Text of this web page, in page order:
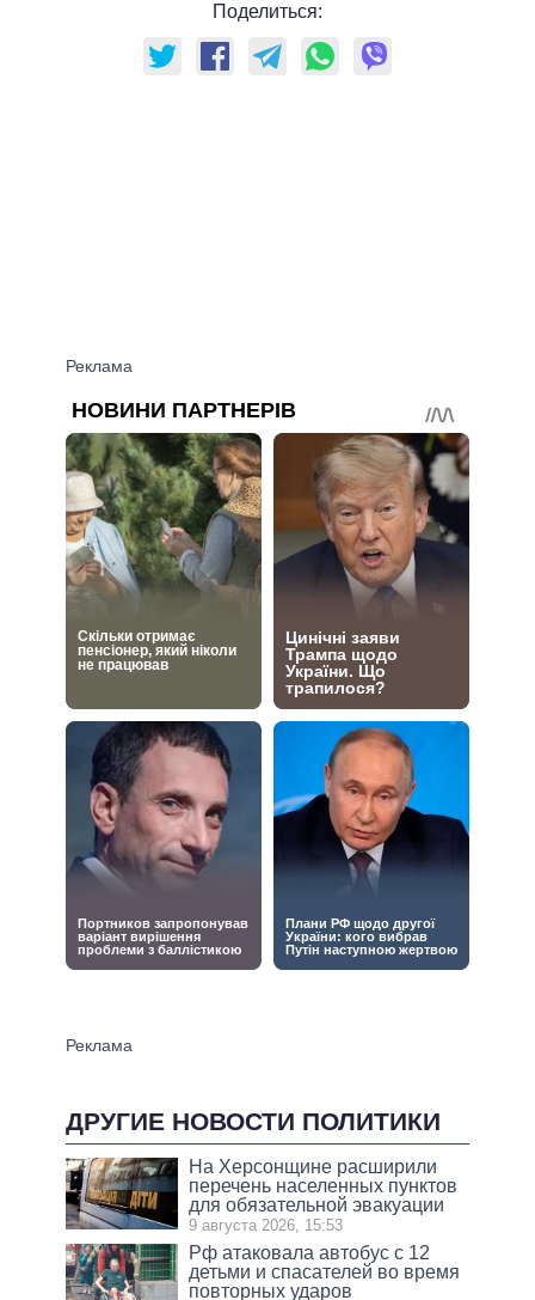
Поделиться:
ДРУГИЕ НОВОСТИ ПОЛИТИКИ
На Херсонщине расширили
перечень населенных пунктов
для обязательной эвакуации
9 августа 2026, 15:53
Рф атаковала автобус с 12
детьми и спасателей во время
повторных ударов